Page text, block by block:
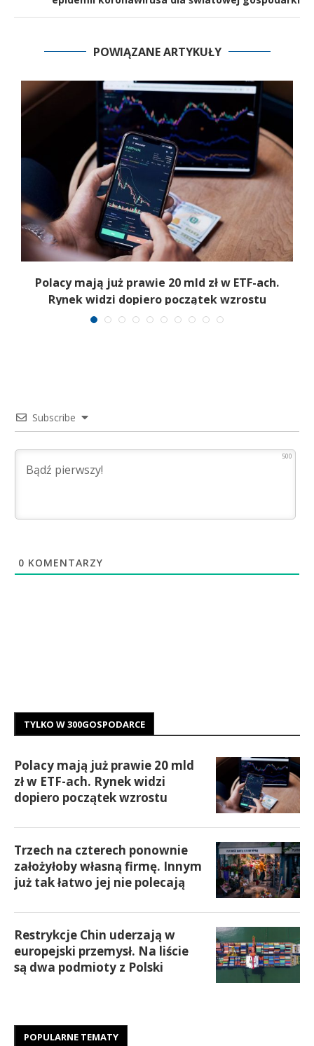
POWIĄZANE ARTYKUŁY
Polacy mają już prawie 20 mld zł w ETF-ach.
Rynek widzi dopiero początek wzrostu
Subscribe
500
0 KOMENTARZY
TYLKO W 300GOSPODARCE
Polacy mają już prawie 20 mld
zł w ETF-ach. Rynek widzi
dopiero początek wzrostu
Trzech na czterech ponownie
założyłoby własną firmę. Innym
już tak łatwo jej nie polecają
Restrykcje Chin uderzają w
europejski przemysł. Na liście
są dwa podmioty z Polski
POPULARNE TEMATY